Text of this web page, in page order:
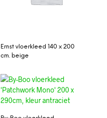
Ernst vloerkleed 140 x 200
cm. beige